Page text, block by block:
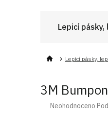
Lepicí
Lepicí pásky,
3M
Průměrné
Neohodnoceno